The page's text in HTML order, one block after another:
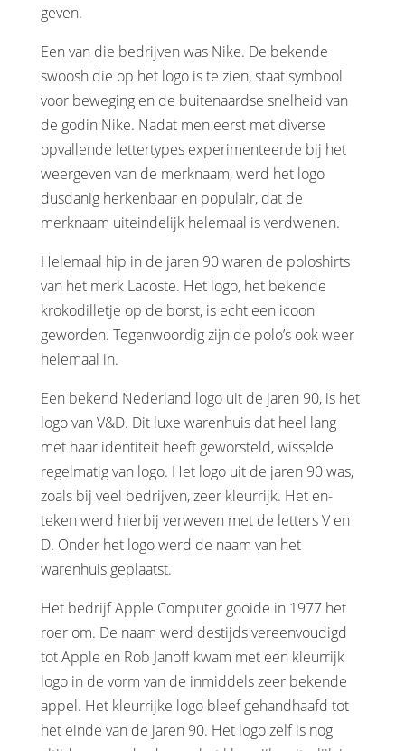
geven.
Een van die bedrijven was Nike. De bekende
swoosh die op het logo is te zien, staat symbool
voor beweging en de buitenaardse snelheid van
de godin Nike. Nadat men eerst met diverse
opvallende lettertypes experimenteerde bij het
weergeven van de merknaam, werd het logo
dusdanig herkenbaar en populair, dat de
merknaam uiteindelijk helemaal is verdwenen.
Helemaal hip in de jaren 90 waren de poloshirts
van het merk Lacoste. Het logo, het bekende
krokodilletje op de borst, is echt een icoon
geworden. Tegenwoordig zijn de polo’s ook weer
helemaal in.
Een bekend Nederland logo uit de jaren 90, is het
logo van V&D. Dit luxe warenhuis dat heel lang
met haar identiteit heeft geworsteld, wisselde
regelmatig van logo. Het logo uit de jaren 90 was,
zoals bij veel bedrijven, zeer kleurrijk. Het en-
teken werd hierbij verweven met de letters V en
D. Onder het logo werd de naam van het
warenhuis geplaatst.
Het bedrijf Apple Computer gooide in 1977 het
roer om. De naam werd destijds vereenvoudigd
tot Apple en Rob Janoff kwam met een kleurrijk
logo in de vorm van de inmiddels zeer bekende
appel. Het kleurrijke logo bleef gehandhaafd tot
het einde van de jaren 90. Het logo zelf is nog